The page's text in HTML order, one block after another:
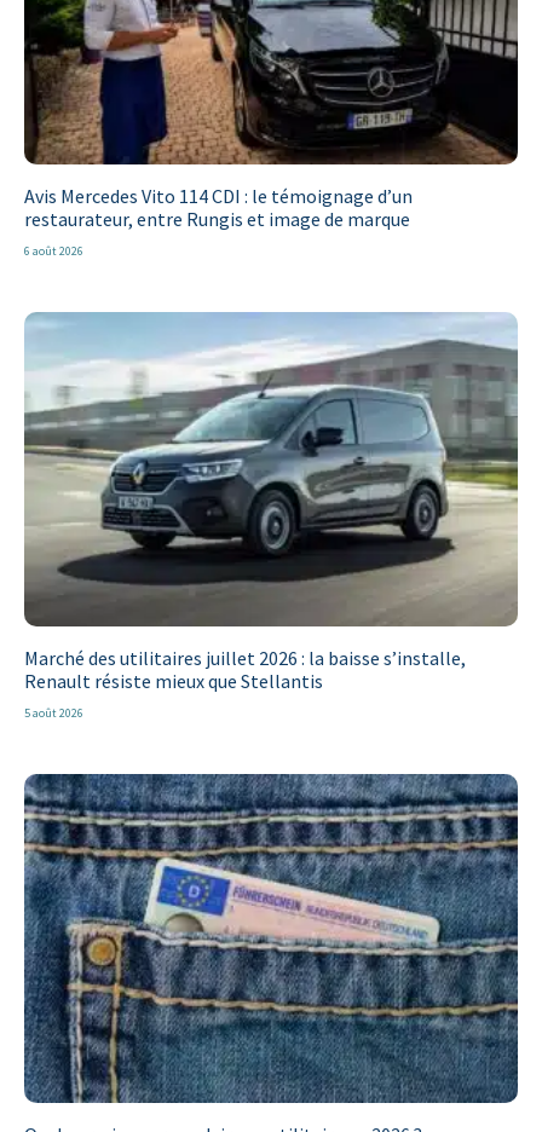
Avis Mercedes Vito 114 CDI : le témoignage d’un
restaurateur, entre Rungis et image de marque
6 août 2026
Marché des utilitaires juillet 2026 : la baisse s’installe,
Renault résiste mieux que Stellantis
5 août 2026